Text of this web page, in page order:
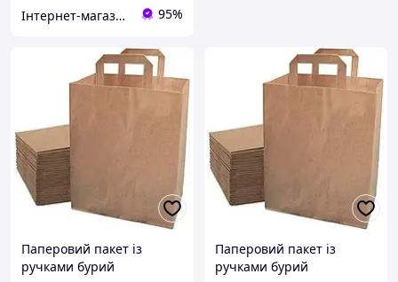
Інтернет-магазин "ТДА" агрохімія, насіння, добрива 95%
Паперовий пакет із
ручками бурий
Паперовий пакет із
ручками бурий